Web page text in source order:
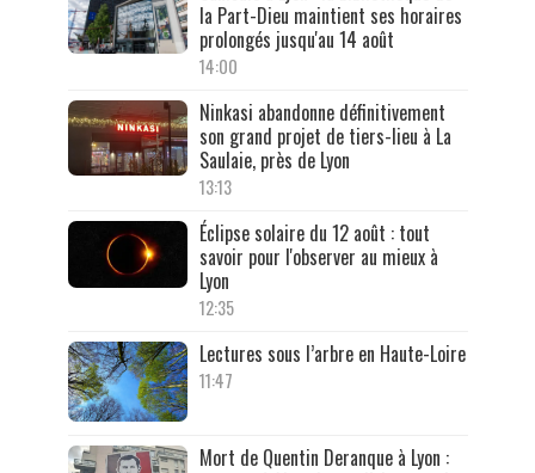
la Part-Dieu maintient ses horaires
prolongés jusqu'au 14 août
14:00
Ninkasi abandonne définitivement
son grand projet de tiers-lieu à La
Saulaie, près de Lyon
13:13
Éclipse solaire du 12 août : tout
savoir pour l'observer au mieux à
Lyon
12:35
Lectures sous l’arbre en Haute-Loire
11:47
Mort de Quentin Deranque à Lyon :